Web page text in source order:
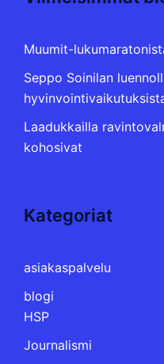
Muumit-
Seppo Soinilan
Laadukkailla
kohosivat
Kategoriat
asiakaspalvelu
blogi
HSP
Journalismi